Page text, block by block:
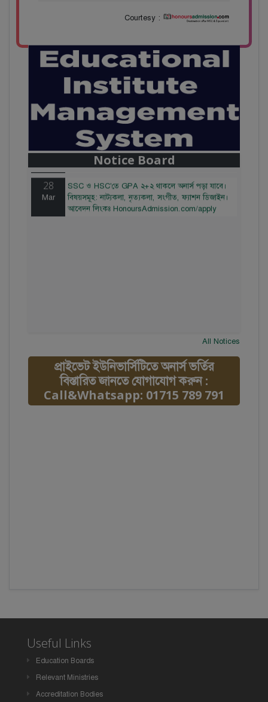
Courtesy :
Notice Board
বাজেটের মধ্যে প্রাইভেট ইউনিভার্সিটিতে অনার্স পড়ার
সুযোগ। ২০টির অধিক বিষয়, ৪ বছরে মোট খরচ ২ লক্ষ
থেকে ৫ লক্ষ টাকা। আবেদন লিংকঃ
HonoursAdmission.com/apply
28
Mar
SSC ও HSC'তে GPA ২+২ থাকলে অনার্স পড়া যাবে।
বিষয়সমূহ: নাট্যকলা, নৃত্যকলা, সংগীত, ফ্যাশন ডিজাইন।
আবেদন লিংকঃ HonoursAdmission.com/apply
All Notices
প্রাইভেট ইউনিভার্সিটিতে অনার্স ভর্তির
বিস্তারিত জানতে যোগাযোগ করুন :
Call&Whatsapp: 01715 789 791
Useful Links
Education Boards
Relevant Ministries
Accreditation Bodies